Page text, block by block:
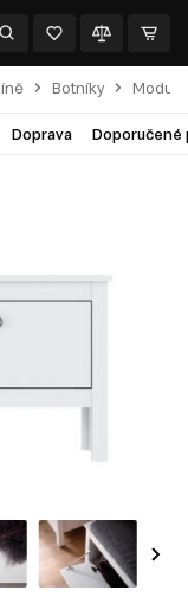
Botníky
Doprava Doporučené